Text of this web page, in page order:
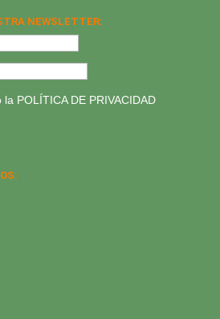
NEWSLETTER:
la POLÍTICA DE PRIVACIDAD